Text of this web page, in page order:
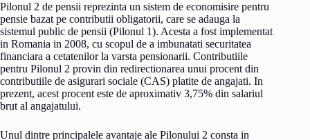
Pilonul 2 de pensii reprezinta un sistem de economisire pentru
pensie bazat pe contributii obligatorii, care se adauga la
sistemul public de pensii (Pilonul 1). Acesta a fost implementat
in Romania in 2008, cu scopul de a imbunatati securitatea
financiara a cetatenilor la varsta pensionarii. Contributiile
pentru Pilonul 2 provin din redirectionarea unui procent din
contributiile de asigurari sociale (CAS) platite de angajati. In
prezent, acest procent este de aproximativ 3,75% din salariul
brut al angajatului.
Unul dintre principalele avantaje ale Pilonului 2 consta in